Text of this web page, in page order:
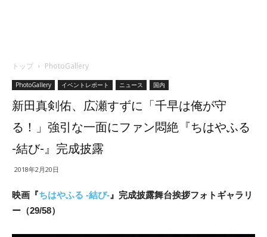
トップ PhotoGallery
PhotoGallery イベントレポート ニュース 国内
新田真剣佑、広瀬すずに「千早は俺が守
る！」強引な一面にファン悶絶『ちはやふる
-結び-』完成披露
2018年2月20日
映画『ちはやふる -結び- 』完成披露舞台挨拶フォトギャラリ
ー（29/58）